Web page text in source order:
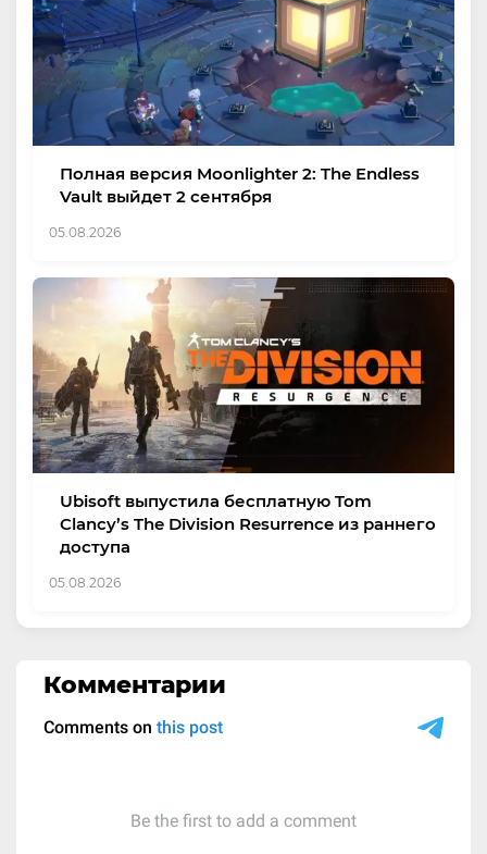
Полная версия Moonlighter 2: The Endless
Vault выйдет 2 сентября
05.08.2026
Ubisoft выпустила бесплатную Tom
Clancy’s The Division Resurrence из раннего
доступа
05.08.2026
Комментарии